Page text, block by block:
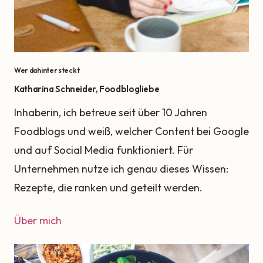
Wer dahinter steckt
Katharina Schneider, Foodblogliebe
Inhaberin, ich betreue seit über 10 Jahren
Foodblogs und weiß, welcher Content bei Google
und auf Social Media funktioniert. Für
Unternehmen nutze ich genau dieses Wissen:
Rezepte, die ranken und geteilt werden.
Über mich